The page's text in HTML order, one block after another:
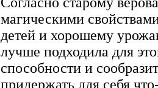
магическими
детей и хорошему
лучше подходила для
способности и
придержать для себя